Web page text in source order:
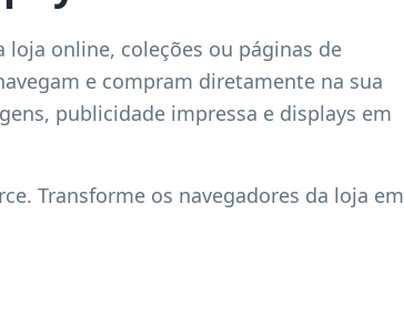
loja online, coleções ou páginas de
e compram diretamente na sua
publicidade impressa e displays em
Transforme os navegadores da loja em